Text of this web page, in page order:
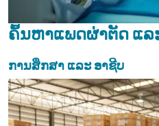
ຄົ້ນຫາແພດຜ່າຕັດ ແລ
ການສຶກສາ ແລະ ອາຊີບ